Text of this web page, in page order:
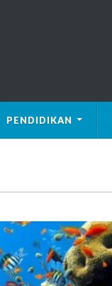
PENDIDIKAN